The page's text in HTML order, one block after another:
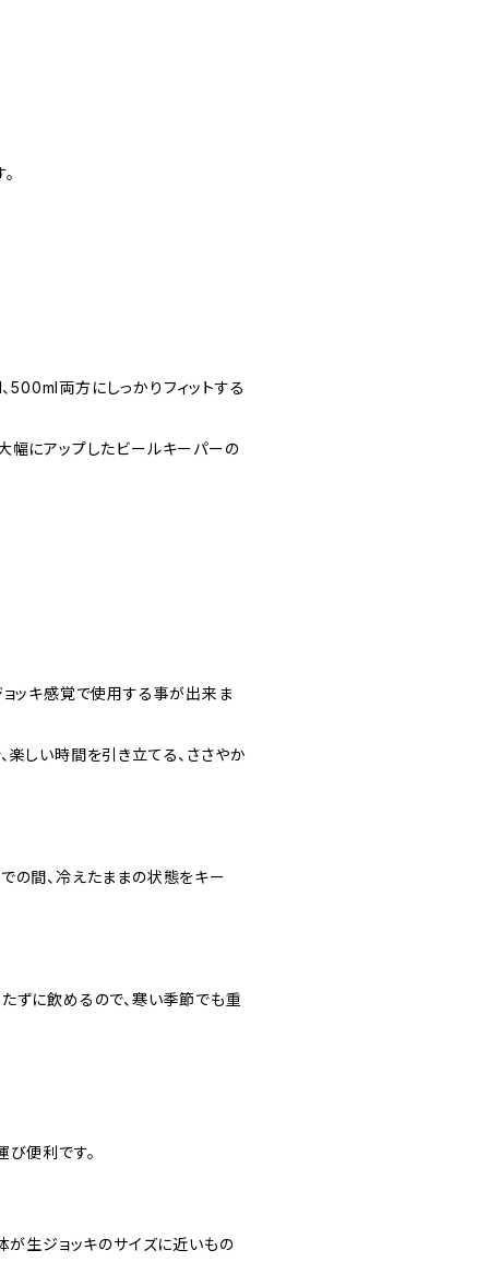
500ml両方にしっかりフィットする
幅にアップしたビールキーパーの
ッキ感覚で使用する事が出来ま
楽しい時間を引き立てる、ささやか
の間、冷えたままの状態をキー
ずに飲めるので、寒い季節でも重
び便利です。
生ジョッキのサイズに近いもの